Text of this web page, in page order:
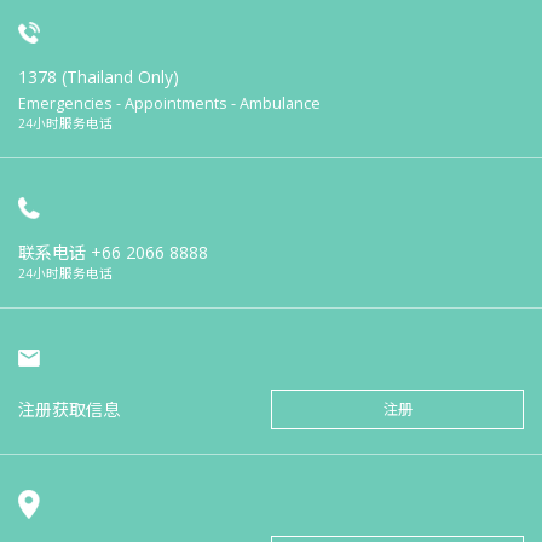
1378 (Thailand Only)
Emergencies - Appointments - Ambulance
24小时服务电话
联系电话 +66 2066 8888
24小时服务电话
注册获取信息 注册